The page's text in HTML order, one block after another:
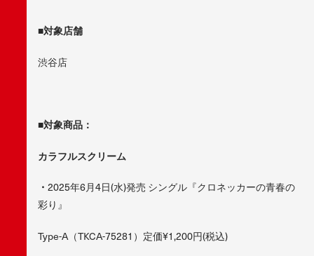
■対象店舗
渋谷店
■対象商品：
カラフルスクリーム
・ 2025年6月4日(水)発売 シングル『クロネッカーの青春の
彩り』
Type-A（TKCA-75281）定価¥1,200円(税込)